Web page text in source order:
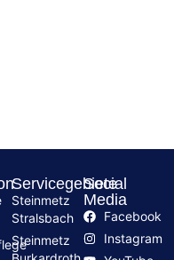
Servicegebiete
Steinmetz
Stralsbach
Steinmetz
Social
Media
Facebook
Instagram